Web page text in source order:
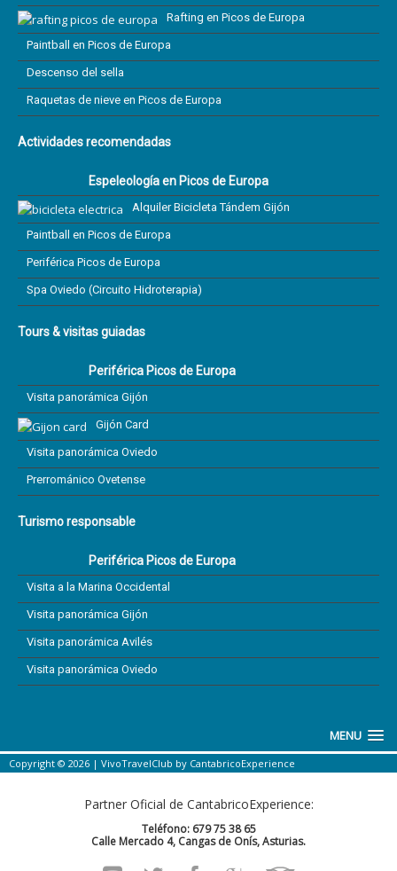
Rafting en Picos de Europa
Paintball en Picos de Europa
Descenso del sella
Raquetas de nieve en Picos de Europa
Actividades recomendadas
Espeleología en Picos de Europa
Alquiler Bicicleta Tándem Gijón
Paintball en Picos de Europa
Periférica Picos de Europa
Spa Oviedo (Circuito Hidroterapia)
Tours & visitas guiadas
Periférica Picos de Europa
Visita panorámica Gijón
Gijón Card
Visita panorámica Oviedo
Prerrománico Ovetense
Turismo responsable
Periférica Picos de Europa
Visita a la Marina Occidental
Visita panorámica Gijón
Visita panorámica Avilés
Visita panorámica Oviedo
MENU
Copyright © 2026 | VivoTravelClub by CantabricoExperience
Partner Oficial de CantabricoExperience:
Teléfono: 679 75 38 65
Calle Mercado 4, Cangas de Onís, Asturias.